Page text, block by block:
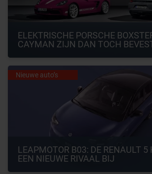
ELEKTRISCHE PORSCHE
CAYMAN ZIJN DAN TOCH
Nieuwe auto’s
LEAPMOTOR B03: DE RENAULT 5
EEN NIEUWE RIVAAL BIJ